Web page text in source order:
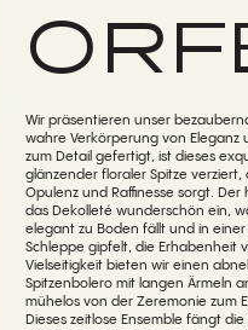
Wir präsentieren unser
wahre Verkörperung von Eleganz
zum Detail gefertigt, ist dieses
glänzender floraler Spitze
Opulenz und Raffinesse sorgt.
das Dekolleté wunderschön ein,
elegant zu Boden fällt und in
Schleppe gipfelt, die Erhabenheit
Vielseitigkeit bieten wir einen
Spitzenbolero mit langen Ärmeln
mühelos von der Zeremonie zum
Dieses zeitlose Ensemble fängt